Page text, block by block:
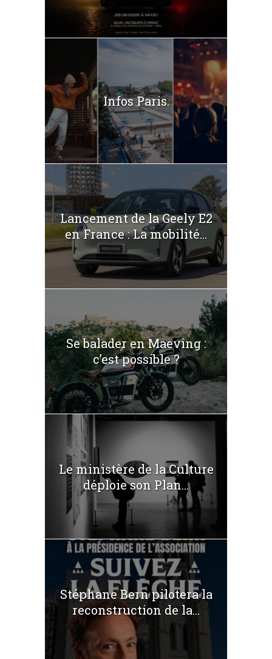
Infos Paris.
Lancement de la Geely E2
en France : La mobilité...
Se balader en Maeving :
c’est possible ?
Le ministère de la Culture
déploie son Plan...
Stéphane Bern pilotera la
reconstruction de la...